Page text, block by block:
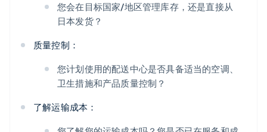
您会在目标国家/地区管理库存，还是直接从
日本发货？
质量控制：
您计划使用的配送中心是否具备适当的空调、
卫生措施和产品质量控制？
了解运输成本：